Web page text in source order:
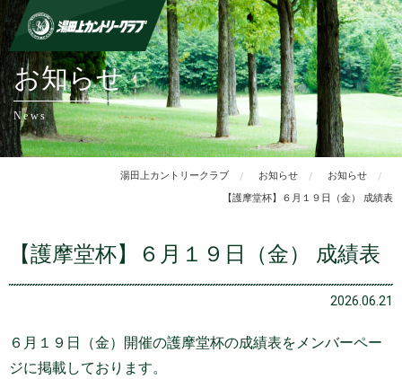
お知らせ
News
湯田上カントリークラブ お知らせ
お知らせ
【護摩堂杯】６月１９日（金） 成績表
【護摩堂杯】６月１９日（金） 成績表
2026.06.21
６月１９日（金）開催の護摩堂杯の成績表をメンバーペー
ジに掲載しております。